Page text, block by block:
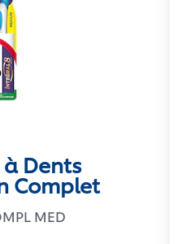
Dents
Complet
MED